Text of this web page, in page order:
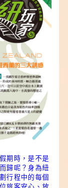
期時，是不是
歸呢？身為紐
行程中的每個